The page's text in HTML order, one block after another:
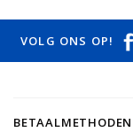
VOLG ONS OP!
BETAALMETHODEN